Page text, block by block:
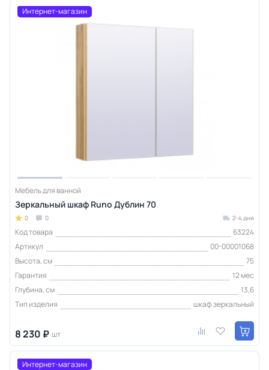
Интернет-магазин
Мебель для ванной
Зеркальный шкаф Runo Дублин 70
0 0 2-4 дня
Код товара
63224
Артикул
00-00001068
Высота, см
75
Гарантия
12 мес
Глубина, см
13,6
Тип изделия
шкаф зеркальный
8 230 ₽ шт
Интернет-магазин